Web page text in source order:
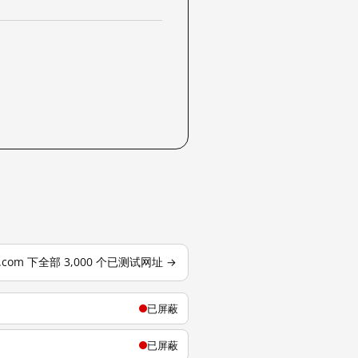
下全部 3,000 个已测试网址 →
已屏蔽
已屏蔽